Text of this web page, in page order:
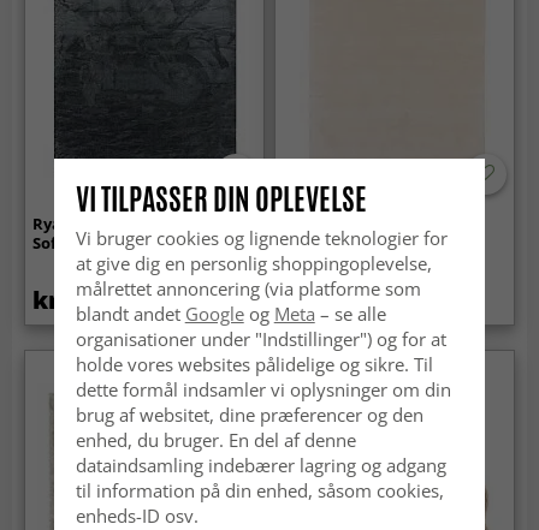
Ryatæpper - Aranga Super
Soft Fur (antracit)
kr.259 kr.329
Nyhed
VI TILPASSER DIN OPLEVELSE
Vi bruger cookies og lignende teknologier for
at give dig en personlig shoppingoplevelse,
målrettet annoncering (via platforme som
blandt andet Googleog Meta – se alle
organisationer under "Indstillinger") og for at
holde vores websites pålidelige og sikre. Til
dette formål indsamler vi oplysninger om din
brug af websitet, dine præferencer og den
enhed, du bruger. En del af denne
dataindsamling indebærer lagring og adgang
til information på din enhed, såsom cookies,
enheds-ID osv.